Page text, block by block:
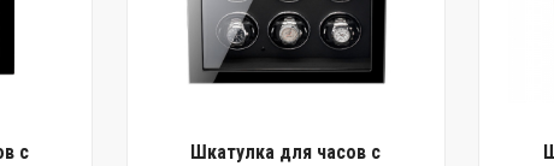
с
Шкатулка для часов с